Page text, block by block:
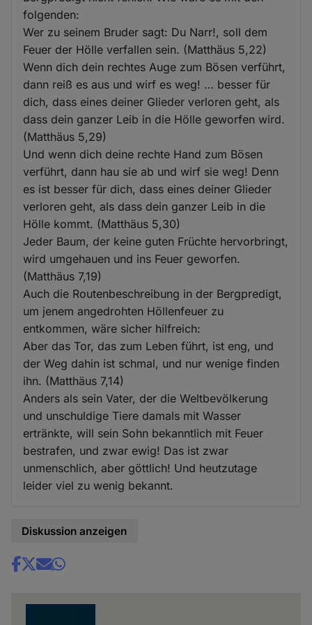
folgenden:
Wer zu seinem Bruder sagt: Du Narr!, soll dem
Feuer der Hölle verfallen sein. (Matthäus 5,22)
Wenn dich dein rechtes Auge zum Bösen verführt,
dann reiß es aus und wirf es weg! … besser für
dich, dass eines deiner Glieder verloren geht, als
dass dein ganzer Leib in die Hölle geworfen wird.
(Matthäus 5,29)
Und wenn dich deine rechte Hand zum Bösen
verführt, dann hau sie ab und wirf sie weg! Denn
es ist besser für dich, dass eines deiner Glieder
verloren geht, als dass dein ganzer Leib in die
Hölle kommt. (Matthäus 5,30)
Jeder Baum, der keine guten Früchte hervorbringt,
wird umgehauen und ins Feuer geworfen.
(Matthäus 7,19)
Auch die Routenbeschreibung in der Bergpredigt,
um jenem angedrohten Höllenfeuer zu
entkommen, wäre sicher hilfreich:
Aber das Tor, das zum Leben führt, ist eng, und
der Weg dahin ist schmal, und nur wenige finden
ihn. (Matthäus 7,14)
Anders als sein Vater, der die Weltbevölkerung
und unschuldige Tiere damals mit Wasser
ertränkte, will sein Sohn bekanntlich mit Feuer
bestrafen, und zwar ewig! Das ist zwar
unmenschlich, aber göttlich! Und heutzutage
leider viel zu wenig bekannt.
Diskussion anzeigen
Share